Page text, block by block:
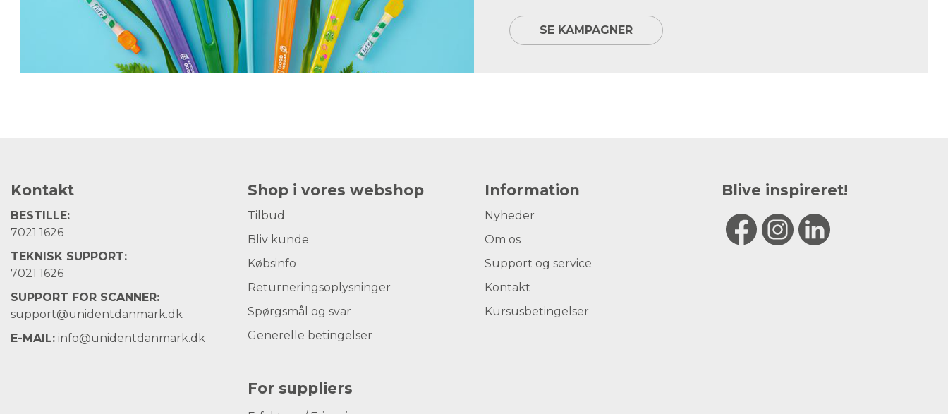
SE KAMPAGNER
Kontakt
BESTILLE:
7021 1626
TEKNISK SUPPORT:
7021 1626
SUPPORT FOR SCANNER:
support@unidentdanmark.dk
E-MAIL: info@unidentdanmark.dk
Shop i vores webshop
Tilbud
Bliv kunde
Købsinfo
Returneringsoplysninger
Spørgsmål og svar
Generelle betingelser
For suppliers
Information
Nyheder
Om os
Support og service
Kontakt
Kursusbetingelser
Blive inspireret!